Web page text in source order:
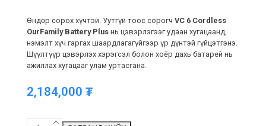
Өндөр сорох хүчтэй. Уутгүй тоос сорогч VC 6 Cordless
OurFamily Battery Plusнь цэвэрлэгээг удаан хугацаанд,
нэмэлт хүч гаргах шаардлагагүйгээр үр дүнтэй гүйцэтгэнэ.
Шүүлтүүр цэвэрлэх хэрэгсэл болон хоёр дахь батарей нь
ажиллах хугацааг улам уртасгана.
2,184,000 ₮